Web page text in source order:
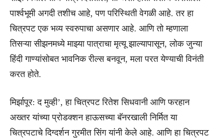
पार्श्वभूमी अगदी तशीच आहे, पण परिस्थिती वेगळी आहे. तर हा
चित्रपट एक भव्य स्वरुपाचा असणार आहे. आणि तो म्हणाला
तिसऱ्या सीझनमध्ये माझ्या पात्राचा मृत्यू झाल्यापासून, लोक जुन्या
हिंदी गाण्यांसोबत भावनिक रील्स बनवून, मला परत येण्याची विनंती
करत होते.
मिर्झापूर: द मुव्ही’, हा चित्रपट रितेश सिधवानी आणि फरहान
अख्तर यांच्या प्रोडक्शन हाऊसच्या बॅनरखाली निर्मित या
चित्रपटाचे दिग्दर्शन गुरमीत सिंग यांनी केले आहे. आणि हा चित्रपट